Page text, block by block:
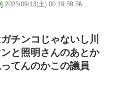
2025/09/13(土) 00:19:59.56
チンコじゃないし川
と照明さんのあとか
てんのかこの議員